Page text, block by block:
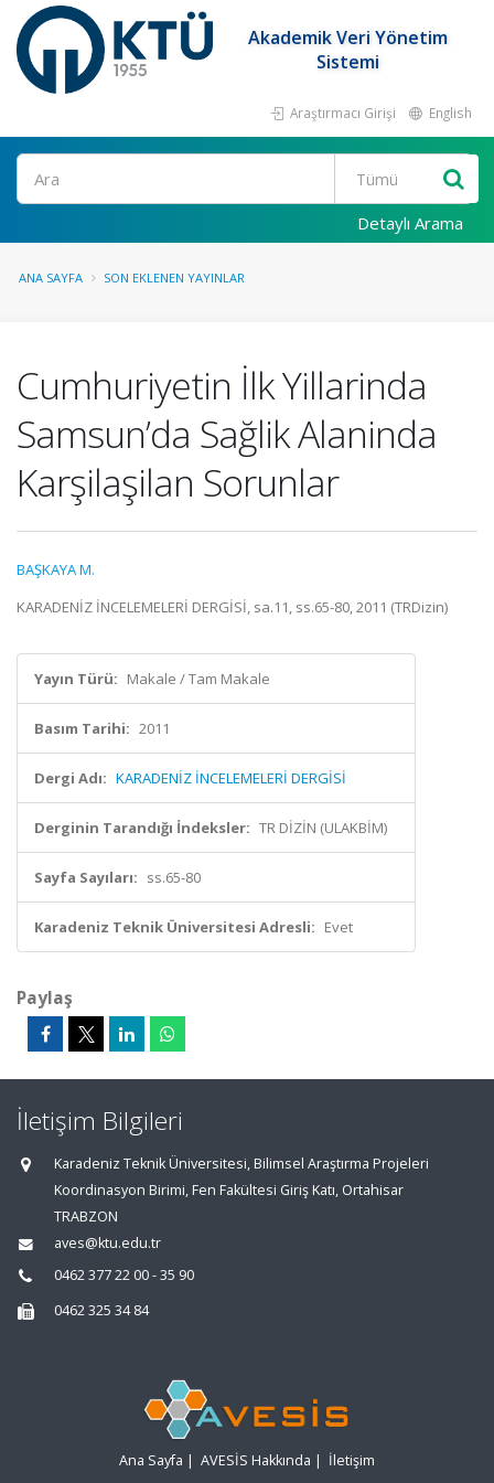
Akademik Veri Yönetim
Sistemi
Araştırmacı Girişi English
Ara
Detaylı Arama
ANA SAYFA SON EKLENEN YAYINLAR
Cumhuriyetin İlk Yillarinda
Samsun’da Sağlik Alaninda
Karşilaşilan Sorunlar
BAŞKAYA M.
KARADENİZ İNCELEMELERİ DERGİSİ, sa.11, ss.65-80, 2011 (TRDizin)
Yayın Türü: Makale / Tam Makale
Basım Tarihi: 2011
Dergi Adı: KARADENİZ İNCELEMELERİ DERGİSİ
Derginin Tarandığı İndeksler: TR DİZİN (ULAKBİM)
Sayfa Sayıları: ss.65-80
Karadeniz Teknik Üniversitesi Adresli: Evet
Paylaş
İletişim Bilgileri
Karadeniz Teknik Üniversitesi, Bilimsel Araştırma Projeleri
Koordinasyon Birimi, Fen Fakültesi Giriş Katı, Ortahisar
TRABZON
aves@ktu.edu.tr
0462 377 22 00 - 35 90
0462 325 34 84
Ana Sayfa | AVESİS Hakkında | İletişim